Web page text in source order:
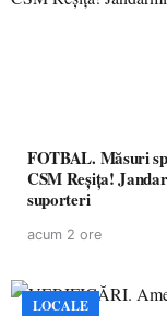
FOTBAL. Măsuri
CSM Reșița!
suporteri
acum 2 ore
LOCALE